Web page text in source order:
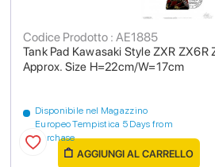
Tank Pad Kawasaki Style ZXR ZX6R
Approx. Size H=22cm/W=17cm
Codice Prodotto : AE1885
Disponibile nel Magazzino
Europeo Tempistica 5 Days from
purchase
AGGIUNGI AL CARRELLO